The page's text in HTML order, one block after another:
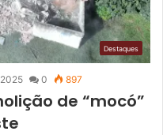
Destaques
0 897
de “mocó”